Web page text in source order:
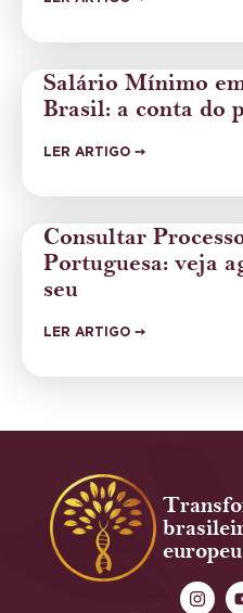
Salário Mínimo
Brasil: a conta do
LER ARTIGO ➙
Consultar
Portuguesa: veja
seu
LER ARTIGO ➙